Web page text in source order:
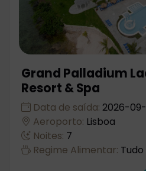
Grand Palladium
Resort & Spa
Data de saída: 2026-
Aeroporto: Lisboa
Noites: 7
Regime Alimentar: